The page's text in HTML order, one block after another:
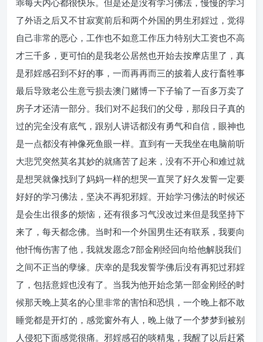
乖每天内心都很快乐。但是还是没有学习佛法，慢慢的学习
了外语之后又不甘寂寞前后和两个外国的男生邪婬过，觉得
自己非常的恶心，工作也不如意工作压力特别大工资也不高
才三千多，更可怕的是我老公居然也开始去按摩店里了，真
是邪婬感召到不好的事，一而再再而三的披着人皮行畜牲事
最后导致老公生意亏损去澳门赌博一下子输了一百多万卖了
房子才还清一部分。我们对不起我们的父母，那段日子真的
过的完全没有底气，跟别人讲话都没有勇气和自信，眼神也
是一点都没有神像死鱼眼一样。直到有一天我坐在电脑前听
大悲咒突然莫名其妙的就痛苦了起来，没有不开心和难过就
是想哭就像找到了妈妈一样的想哭一直哭了好久发誓一定要
好好的学习佛法，坚决不再犯邪婬。开始学习佛法的时候还
是会生出很多的烦恼，还有很多习气没改过来但是我坚持下
来了，每天都念佛。当时和一个外国男生还有联系，我要向
他忏悔伤害了他，我就发愿念7部金刚经回向给他解脱我们
之间不正当的孽缘。庆幸的是我发誓学佛后没有再犯过邪婬
了，包括意婬也没有了。当我为他开始念第一部金刚经的时
候那天晚上莫名的心里非常的害怕和恐惧，一个晚上都不敢
睡觉都是开灯的，感觉窗外有人，晚上做了一个梦梦到被别
人侵犯下面感觉很痛。邪婬感召的啖精鬼，我醒了以后赶紧